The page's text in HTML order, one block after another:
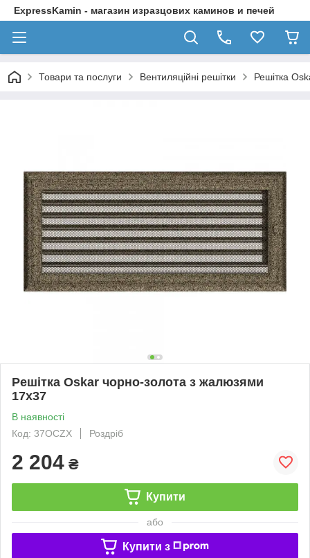
ExpressKamin - магазин изразцових каминов и печей
Товари та послуги Вентиляційні решітки Решітка
Решітка Oskar чорно-золота з жалюзями
17x37
В наявності
Код: 37OCZX
Роздріб
2 204 ₴
Купити
або
Купити з